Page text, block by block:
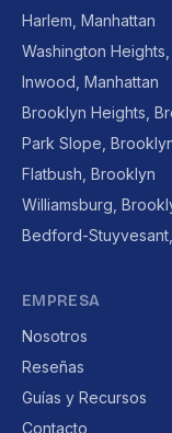
Harlem, Manhattan
Washington
Inwood, Manhattan
Brooklyn Heights,
Park Slope,
Flatbush, Brooklyn
Williamsburg,
Bedford-
EMPRESA
Nosotros
Reseñas
Guías y Recursos
Contacto